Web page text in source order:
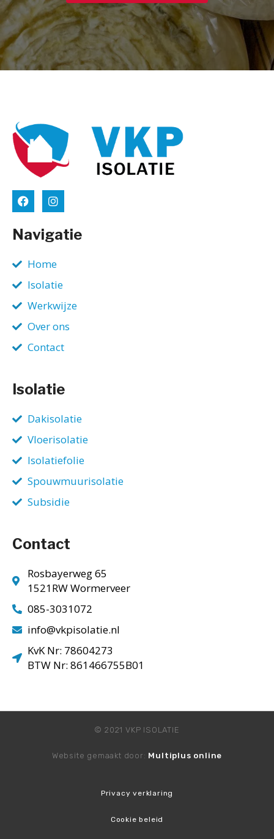
Navigatie
Home
Isolatie
Werkwijze
Over ons
Contact
Isolatie
Dakisolatie
Vloerisolatie
Isolatiefolie
Spouwmuurisolatie
Subsidie
Contact
Rosbayerweg 65
1521RW Wormerveer
085-3031072
info@vkpisolatie.nl
KvK Nr: 78604273
BTW Nr: 861466755B01
© 2021 VKP ISOLATIE
Website gemaakt door: Multiplus online
Privacy verklaring
Cookie beleid